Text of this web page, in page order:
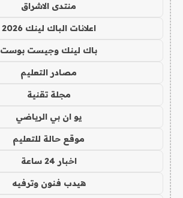
منتدى الاشراق
اعلانات الباك لينك 2026
باك لينك وجيست بوست
مصادر التعليم
مجلة تقنية
يو ان بي الرياضي
موقع حالة للتعليم
اخبار 24 ساعة
هيدب فنون وترفيه